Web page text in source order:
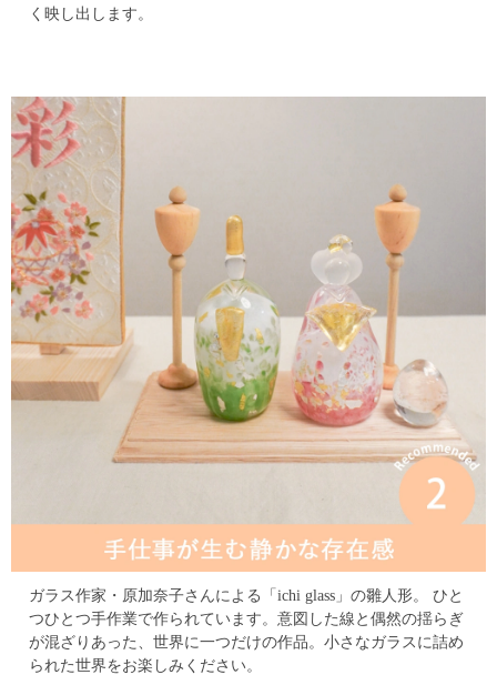
く映し出します。
ガラス作家・原加奈子さんによる「ichi glass」の雛人形。
ひと
つひとつ手作業で作られています。 意図した線と偶然の揺らぎ
が混ざりあった、世界に一つだけの作品。 小さなガラスに詰め
られた世界をお楽しみください。